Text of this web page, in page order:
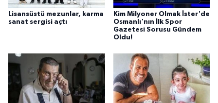
Lisansüstü mezunlar, karma
sanat sergisi açtı
Kim Milyoner Olmak İster'de
Osmanlı'nın İlk Spor
Gazetesi Sorusu Gündem
Oldu!